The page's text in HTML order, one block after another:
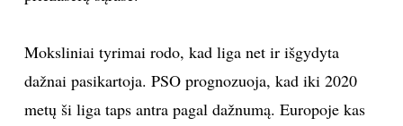
Moksliniai tyrimai rodo, kad liga net ir išgydyta
dažnai pasikartoja. PSO prognozuoja, kad iki 2020
metų ši liga taps antra pagal dažnumą. Europoje kas